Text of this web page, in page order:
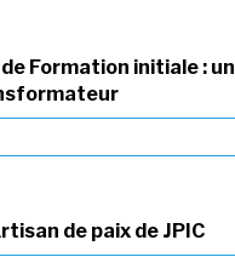
Formation initiale : un
de paix de JPIC